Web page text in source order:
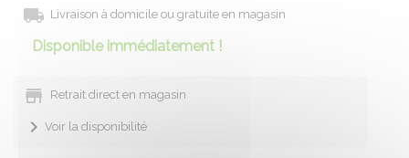
Livraison à domicile ou gratuite en magasin
Disponible immédiatement !
Retrait direct en magasin
Voir la disponibilité